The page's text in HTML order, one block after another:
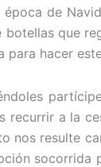
de
botellas que
para hacer
recurrir a la
nos resulte
socorrida